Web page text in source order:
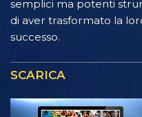
semplici ma potenti
di aver trasformato la
successo.
SCARICA